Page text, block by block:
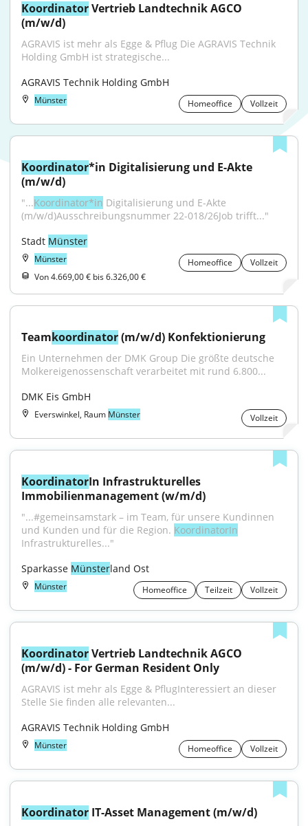
Koordinator Vertrieb Landtechnik AGCO
(m/w/d)
AGRAVIS ist mehr als Egge & Pflug Die AGRAVIS Technik
Holding GmbH ist strategische...
AGRAVIS Technik Holding GmbH
Münster Homeoffice Vollzeit
Koordinator*in Digitalisierung und E-Akte
(m/w/d)
"...Koordinator*in Digitalisierung und E-Akte
(m/w/d)Ausschreibungsnummer 22-018/26Job trifft..."
Stadt Münster
Münster Homeoffice
Vollzeit
Von 4.669,00 € bis 6.326,00 €
Teamkoordinator (m/w/d) Konfektionierung
Ein Unternehmen der DMK Group Die größte deutsche
Molkereigenossenschaft verarbeitet mit rund 6.800...
DMK Eis GmbH
Everswinkel, Raum Münster Vollzeit
KoordinatorIn Infrastrukturelles
Immobilienmanagement (w/m/d)
"...#gemeinsamstark – im Team, für unsere Kundinnen
und Kunden und für die Region. KoordinatorIn
Infrastrukturelles..."
Sparkasse Münsterland Ost
Münster Homeoffice Teilzeit Vollzeit
Koordinator Vertrieb Landtechnik AGCO
(m/w/d) - For German Resident Only
AGRAVIS ist mehr als Egge & PflugInteressiert an dieser
Stelle Sie finden alle relevanten...
AGRAVIS Technik Holding GmbH
Münster Homeoffice Vollzeit
Koordinator IT-Asset Management (m/w/d)